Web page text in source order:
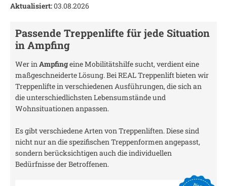
Aktualisiert:03.08.2026
Passende Treppenlifte für jede Situation
inAmpfing
Wer inAmpfingeine Mobilitätshilfe sucht, verdient eine
maßgeschneiderte Lösung. Bei REAL Treppenlift bieten wir
Treppenlifte in verschiedenen Ausführungen, die sich an
die unterschiedlichsten Lebensumstände und
Wohnsituationen anpassen.
Es gibt verschiedene Arten von Treppenliften. Diese sind
nicht nur an die spezifischen Treppenformen angepasst,
sondern berücksichtigen auch die individuellen
Bedürfnisse der Betroffenen.